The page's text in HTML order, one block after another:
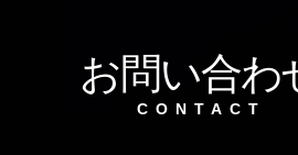
お問い合わ
CONTACT